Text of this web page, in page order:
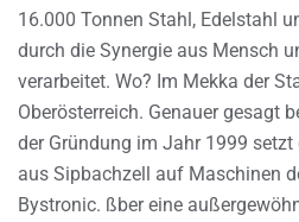
16.000 Tonnen Stahl, Edelstahl
durch die Synergie aus Mensch
verarbeitet. Wo? Im Mekka der
Oberösterreich. Genauer gesagt
der Gründung im Jahr 1999
aus Sipbachzell auf Maschinen
Bystronic. ßber eine